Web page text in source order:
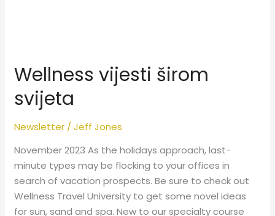
Wellness vijesti širom
svijeta
Newsletter /Jeff Jones
November 2023 As the holidays approach, last-
minute types may be flocking to your offices in
search of vacation prospects. Be sure to check out
Wellness Travel University to get some novel ideas
for sun, sand and spa. New to our specialty course
širom